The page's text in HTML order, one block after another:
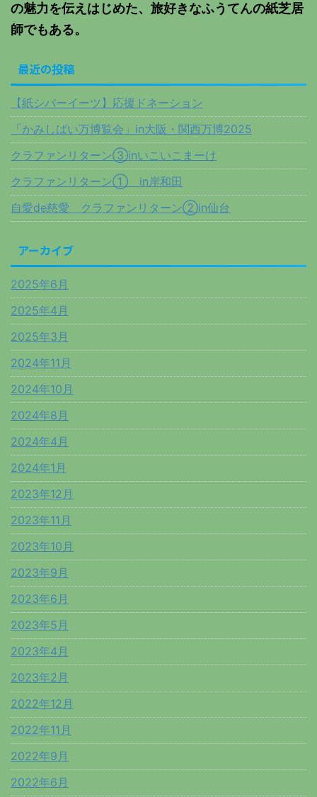
の魅力を伝えはじめた、旅好きなふうてんの紙芝居
師でもある。
最近の投稿
【紙シバーイーツ】応援ドネーション
「かみしばい万博覧会」in大阪・関西万博2025
クラファンリターン③inいこいこまーけ
クラファンリターン① in岸和田
自愛de慈愛 クラファンリターン②in仙台
アーカイブ
2025年6月
2025年4月
2025年3月
2024年11月
2024年10月
2024年8月
2024年4月
2024年1月
2023年12月
2023年11月
2023年10月
2023年9月
2023年6月
2023年5月
2023年4月
2023年2月
2022年12月
2022年11月
2022年9月
2022年6月